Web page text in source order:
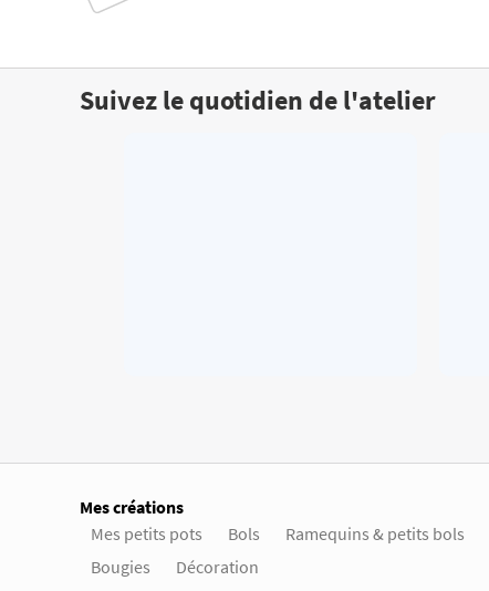
Suivez le quotidien de l'atelier
Mes créations
Mes petits pots
Bols Ramequins & petits bols
Bougies
Décoration